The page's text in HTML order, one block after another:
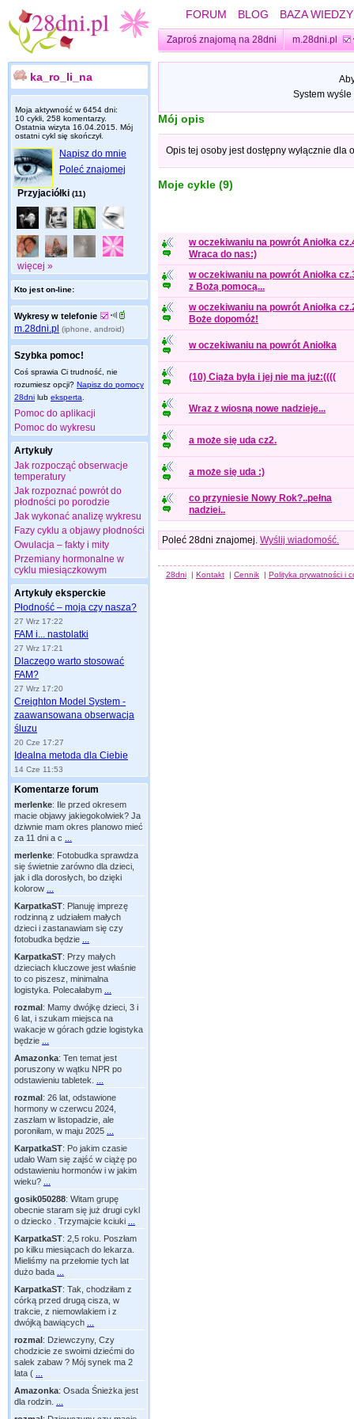
FORUM BLOG BAZA WIEDZY
Zaproś znajomą na 28dni m.28dni.pl
ka_ro_li_na
Moja aktywność w 6454 dni:
10 cykli, 258 komentarzy.
Ostatnia wizyta 16.04.2015 . Mój
ostatni cykl się skończył.
Napisz do mnie
Poleć znajomej
Przyjaciółki (11)
więcej »
Kto jest on-line:
Wykresy w telefonie
m.28dni.pl (iphone, android)
Szybka pomoc!
Coś sprawia Ci trudność, nie
rozumiesz opcji? Napisz do pomocy
28dni lub eksperta
Pomoc do aplikacji
Pomoc do wykresu
Artykuły
Jak rozpocząć obserwacje
temperatury
Jak rozpoznać powrót do
płodności po porodzie
Jak wykonać analizę wykresu
Fazy cyklu a objawy płodności
Owulacja – fakty i mity
Przemiany hormonalne w
cyklu miesiączkowym
Artykuły eksperckie
Płodność – moja czy nasza?
27 Wrz 17:22
FAM i... nastolatki
27 Wrz 17:21
Dlaczego warto stosować
FAM?
27 Wrz 17:20
Creighton Model System -
zaawansowana obserwacja
śluzu
20 Cze 17:27
Idealna metoda dla Ciebie
14 Cze 11:53
Komentarze forum
merlenke: Ile przed okresem
macie objawy jakiegokolwiek? Ja
dziwnie mam okres planowo mieć
za 11 dni a c
merlenke: Fotobudka sprawdza
się świetnie zarówno dla dzieci,
jak i dla dorosłych, bo dzięki
kolorow
KarpatkaST: Planuję imprezę
rodzinną z udziałem małych
dzieci i zastanawiam się czy
fotobudka będzie
KarpatkaST: Przy małych
dzieciach kluczowe jest właśnie
to co piszesz, minimalna
logistyka. Polecałabym
rozmal: Mamy dwójkę dzieci, 3 i
6 lat, i szukam miejsca na
wakacje w górach gdzie logistyka
będzie
Amazonka: Ten temat jest
poruszony w wątku NPR po
odstawieniu tabletek.
rozmal: 26 lat, odstawione
hormony w czerwcu 2024,
zaszłam w listopadzie, ale
poroniłam, w maju 2025
KarpatkaST: Po jakim czasie
udało Wam się zajść w ciążę po
odstawieniu hormonów i w jakim
wieku?
gosik050288: Witam grupę
obecnie staram się już drugi cykl
o dziecko . Trzymajcie kciuki
KarpatkaST: 2,5 roku. Poszłam
po kilku miesiącach do lekarza.
Mieliśmy na przełomie tych lat
dużo bada
KarpatkaST: Tak, chodziłam z
córką przed drugą cisza, w
trakcie, z niemowlakiem i z
dwójką bawiących
rozmal: Dziewczyny, Czy
chodzicie ze swoimi dziećmi do
salek zabaw ? Mój synek ma 2
lata (
Amazonka: Osada Śnieżka jest
dla rodzin.
System
Mój opis
Opis tej osoby jest dostępny wyłącznie dla
Moje cykle (9)
w oczekiwaniu na powrót Aniołka
Wraca do nas:)
w oczekiwaniu na powrót Aniołka
z Bożą pomocą...
w oczekiwaniu na powrót Aniołka
Boże dopomóż!
w oczekiwaniu na powrót Aniołka
(10) Ciąża była i jej nie ma już:((((
Wraz z wiosną nowe nadzieje...
a może się uda cz2.
a może się uda :)
co przyniesie Nowy Rok?..pełna
nadziei..
Poleć 28dni znajomej. Wyślij wiadomość.
28dni | Kontakt | Cennik | Polityka prywatności i